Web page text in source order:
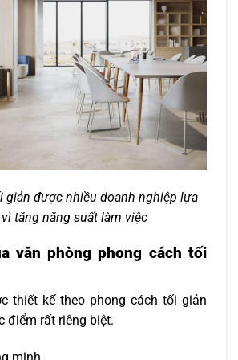
giản được nhiều doanh nghiệp lựa
tăng năng suất làm việc
văn phòng phong cách tối
thiết kế theo phong cách tối giản
điểm rất riêng biệt.